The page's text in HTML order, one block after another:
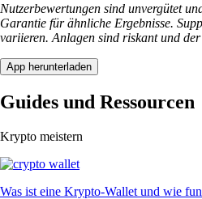
Nutzerbewertungen sind unvergütet
Garantie für ähnliche Ergebnisse.
variieren. Anlagen sind riskant und
App herunterladen
Guides und Ressourcen
Krypto meistern
Was ist eine Krypto-Wallet und wie